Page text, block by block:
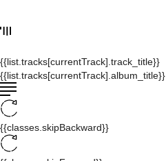
{{list.tracks[currentTrack].track_title}}
{{list.tracks[currentTrack].album_title}}
{{classes.skipBackward}}